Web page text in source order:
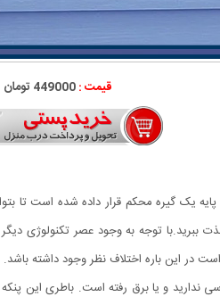
قیمت :449000 تومان
گیره محکم قرار داده شده است تا
و از گردش هوای 3 حالته پرقدرت آن لذت ببرید.با
این باره اختلاف نظر وجود داشته باشد.
ندارید و یا برق رفته است. باطری این